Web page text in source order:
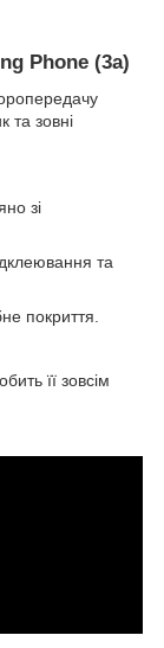
Phone (3a)
та зовні
зі
та
покриття.
її зовсім